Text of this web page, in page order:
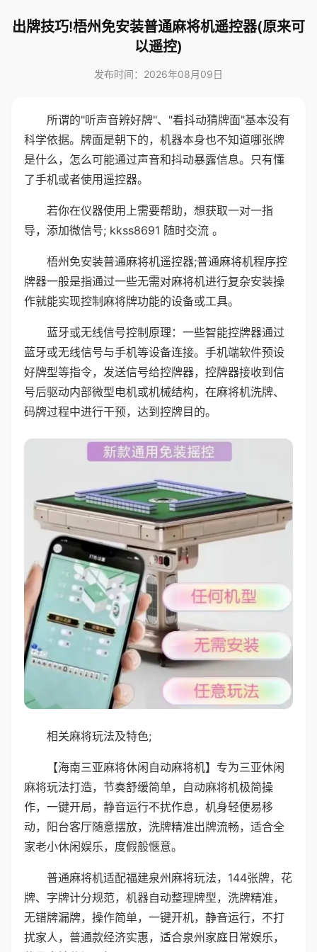
出牌技巧!梧州免安装普通麻将机遥控器(原来可
以遥控)
发布时间：2026年08月09日
所谓的"听声音辨好牌"、"看抖动猜牌面"基本没有
科学依据。牌面是朝下的，机器本身也不知道哪张牌
是什么，怎么可能通过声音和抖动暴露信息。只有懂
了手机或者使用遥控器。
若你在仪器使用上需要帮助，想获取一对一指
导，添加微信号; kkss8691 随时交流 。
梧州免安装普通麻将机遥控器;普通麻将机程序控
牌器一般是指通过一些无需对麻将机进行复杂安装操
作就能实现控制麻将牌功能的设备或工具。
蓝牙或无线信号控制原理：一些智能控牌器通过
蓝牙或无线信号与手机等设备连接。手机端软件预设
好牌型等指令，发送信号给控牌器，控牌器接收到信
号后驱动内部微型电机或机械结构，在麻将机洗牌、
码牌过程中进行干预，达到控牌目的。
相关麻将玩法及特色;
【海南三亚麻将休闲自动麻将机】专为三亚休闲
麻将玩法打造，节奏舒缓简单，自动麻将机极简操
作，一键开局，静音运行不扰作息，机身轻便易移
动，阳台客厅随意摆放，洗牌精准出牌流畅，适合全
家老小休闲娱乐，度假般惬意。
普通麻将机适配福建泉州麻将玩法，144张牌，花
牌、字牌计分规范，机器自动整理牌型，洗牌精准，
无错牌漏牌，操作简单，一键开机，静音运行，不打
扰家人，普通款经济实惠，适合泉州家庭日常娱乐，